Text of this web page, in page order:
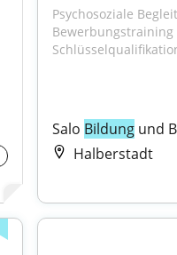
Psychosoziale
Bewerbungstraining
Salo Bildung und
Halberstadt